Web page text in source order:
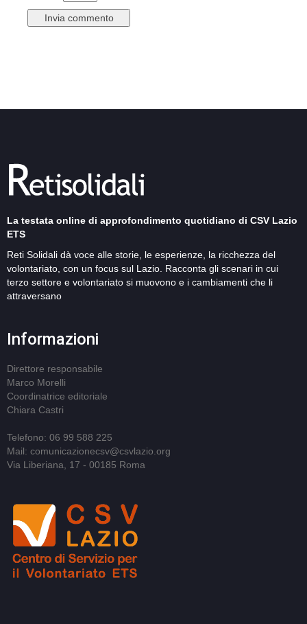
La testata online di approfondimento quotidiano di CSV Lazio
ETS
Reti Solidali dà voce alle storie, le esperienze, la ricchezza del
volontariato, con un focus sul Lazio. Racconta gli scenari in cui
terzo settore e volontariato si muovono e i cambiamenti che li
attraversano
Informazioni
Direttore responsabile
Marco Morelli
Coordinatrice editoriale
Chiara Castri
Telefono: 06 99 588 225
Mail: comunicazionecsv@csvlazio.org
Via Liberiana, 17 - 00185 Roma